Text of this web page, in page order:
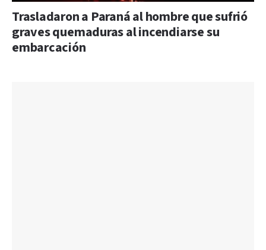
Trasladaron a Paraná al hombre que sufrió
graves quemaduras al incendiarse su
embarcación